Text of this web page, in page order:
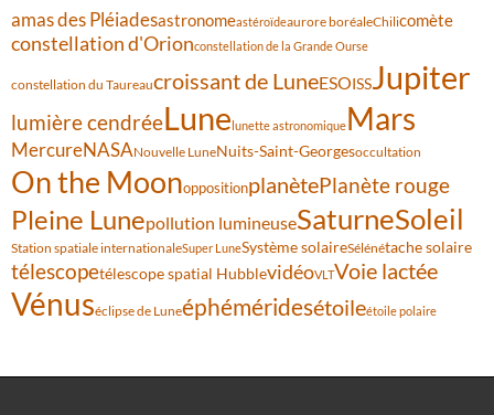
amas des Pléiadesastronomeastéroïdeaurore boréaleChilicomète
constellation d'Orionconstellation de la Grande Ourse
constellation du Taureaucroissant de LuneESOISSJupiter
lumière cendréeLunelunette astronomiqueMars
MercureNASANouvelle LuneNuits-Saint-Georgesoccultation
On the MoonoppositionplanètePlanète rouge
Pleine Lunepollution lumineuseSaturneSoleil
Station spatiale internationaleSuper LuneSystème solaireSélénétache solaire
télescopetélescope spatial HubblevidéoVLTVoie lactée
Vénuséclipse de Luneéphéméridesétoileétoile polaire